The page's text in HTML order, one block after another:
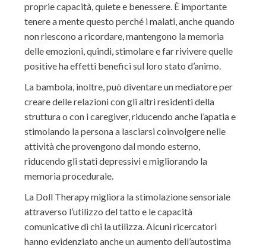
proprie capacità, quiete e benessere. È importante
tenere a mente questo perché i malati, anche quando
non riescono a ricordare, mantengono la memoria
delle emozioni, quindi, stimolare e far rivivere quelle
positive ha effetti benefici sul loro stato d’animo.
La bambola, inoltre, può diventare un mediatore per
creare delle relazioni con gli altri residenti della
struttura o con i caregiver, riducendo anche l’apatia e
stimolando la persona a lasciarsi coinvolgere nelle
attività che provengono dal mondo esterno,
riducendo gli stati depressivi e migliorando la
memoria procedurale.
La Doll Therapy migliora la stimolazione sensoriale
attraverso l’utilizzo del tatto e le capacità
comunicative di chi la utilizza. Alcuni ricercatori
hanno evidenziato anche un aumento dell’autostima